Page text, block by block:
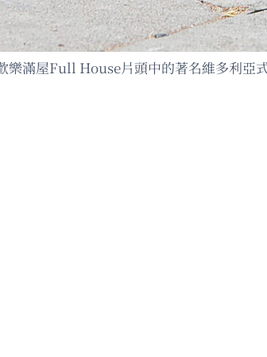
樂滿屋Full House片頭中的著名維多利亞